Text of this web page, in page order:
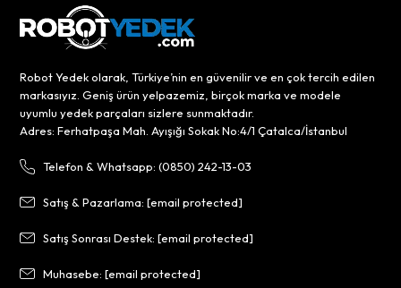
süpürgenizi kapatın.
Eski Mop Bezini Çıkarın:Mop tutucuyu dikkatlice çıkararak
eski mop bezini çıkarın.
Yeni Mop Bezini Takın:
Kontrol Edin: Mop bezinin düzgün yerleştiğinden emin olun.
Temizlik İpuçları:
Düzenli Yıkama: Mop bezini her kullanımdan sonra ılık su ile
Ağır Kirlerde Deterjan Kullanımı:Hafif deterjanla
yıkayabilirsiniz, ancak yumuşatıcı kullanmaktan kaçının.
bulundurmak, temizlik sırasında kesinti yaşamamanızı sağlar.
bezlerini kullanarak, temizliği optimize edin.
artırabilir ve cihazınızın kullanım ömrünü uzatabilirsiniz.
Robot Yedek olarak, Türkiye’nin en güvenilir ve en çok tercih edilen
markasıyız. Geniş ürün yelpazemiz, birçok marka ve modele
uyumlu yedek parçaları sizlere sunmaktadır.
Adres: Ferhatpaşa Mah. Ayışığı Sokak No:4/1 Çatalca/İstanbul
Telefon & Whatsapp: (0850) 242-13-03
Satış & Pazarlama:[email protected]
Satış Sonrası Destek:[email protected]
Muhasebe:[email protected]